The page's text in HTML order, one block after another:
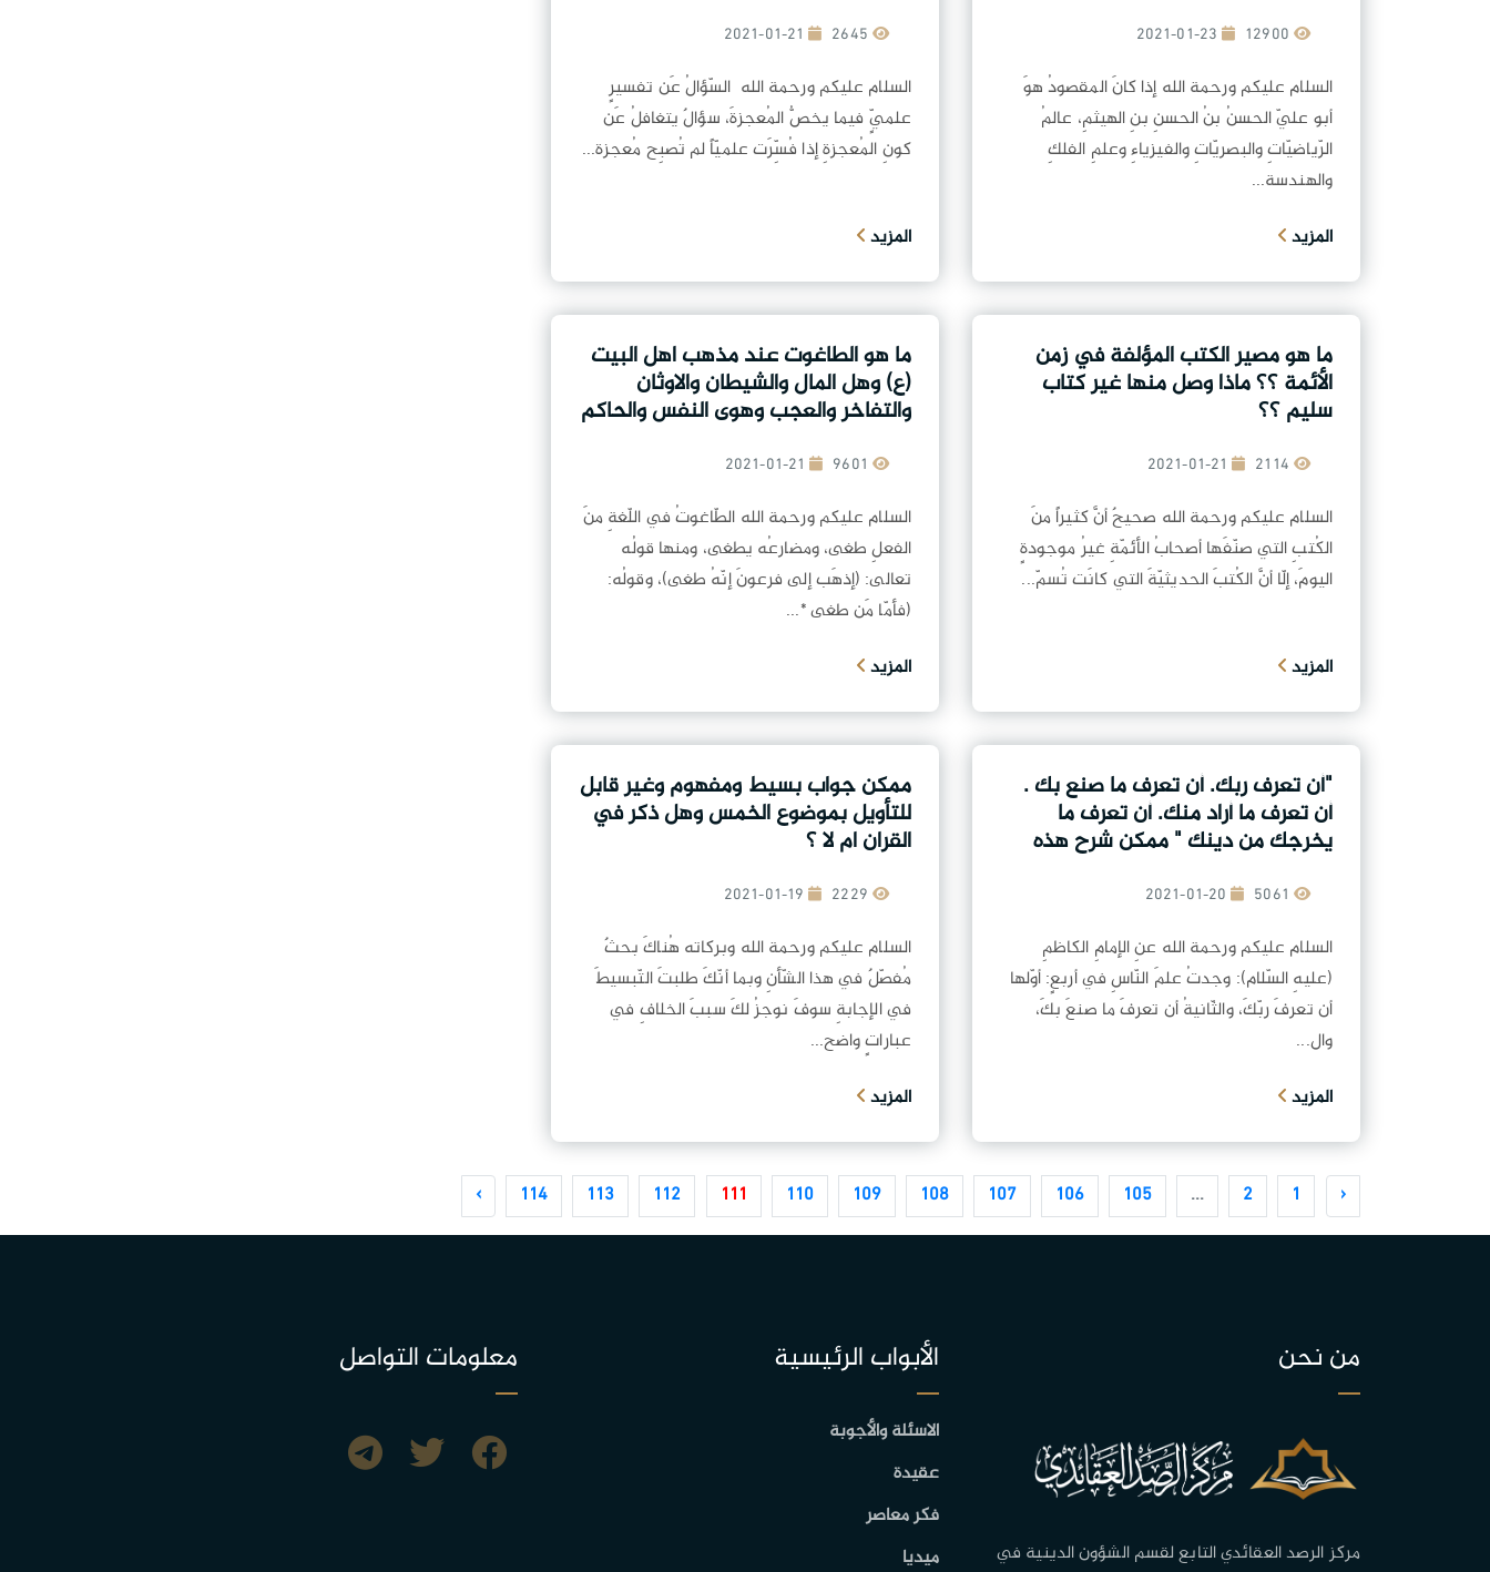
2021-01-23
السلام عليكم ورحمة الله إذا كانَ المقصودُ هوَ
أبو عليّ الحسنُ بنُ الحسنِ بنِ الهيثمِ، عالمُ
الرّياضيّاتِ والبصريّاتِ والفيزياءِ وعلمِ الفلكِ
والهندسة...
المزيد
2021-01-21
السلام عليكم ورحمة الله السّؤالُ عَن تفسيرٍ
علميٍّ فيما يخصُّ المُعجزةَ، سؤالٌ يتغافلُ عَن
كونِ المُعجزةِ إذا فُسِّرَت علميّاً لم تُصبِح مُعجزة...
المزيد
ما هو مصير الكتب المؤلفة في زمن
الأئمة ؟؟ ماذا وصل منها غير كتاب
سليم ؟؟
2021-01-21
السلام عليكم ورحمة الله صحيحٌ أنَّ كثيراً منَ
الكُتبِ التي صنّفَها أصحابُ الأئمّةِ غيرُ موجودةٍ
اليومَ، إلّا أنَّ الكُتبَ الحديثيّةَ التي كانَت تُسمّ...
المزيد
ما هو الطاغوت عند مذهب اهل البيت
(ع) وهل المال والشيطان والاوثان
والتفاخر والعجب وهوى النفس والحاكم
2021-01-21
السلام عليكم ورحمة الله الطّاغوتُ في اللّغةِ منَ
الفعلِ طغى، ومضارعُه يطغى، ومنها قولُه
تعالى: (إذهَب إلى فرعونَ إنّهُ طغى)، وقولُه:
(فأمّا مَن طغى *...
المزيد
"أن تعرف ربك. أن تعرف ما صنع بك .
أن تعرف ما أراد منك. أن تعرف ما
يخرجك من دينك " ممكن شرح هذه
2021-01-20
السلام عليكم ورحمة الله عنِ الإمامِ الكاظمِ
(عليهِ السّلام): وجدتُ علمَ النّاسِ في أربعٍ: أوّلها
أن تعرفَ ربّكَ، والثّانيةُ أن تعرفَ ما صنعَ بكَ،
وال...
المزيد
ممكن جواب بسيط ومفهوم وغير قابل
للتأويل بموضوع الخمس وهل ذكر في
القران ام لا ؟
2021-01-19
السلام عليكم ورحمة الله وبركاته هُناكَ بحثٌ
مُفصّلٌ في هذا الشّأنِ وبما أنّكَ طلبتَ التّبسيطَ
في الإجابةِ سوفَ نوجزُ لكَ سببَ الخلافِ في
عباراتٍ واضح...
المزيد
‹
1
2
...
105
106
107
108
109
110
111
112
113
114
›
من نحن
مركز الرصد العقائدي التابع لقسم الشؤون الدينية في
الأبواب الرئيسية
الاسئلة والأجوبة
عقيدة
فكر معاصر
ميديا
معلومات التواصل